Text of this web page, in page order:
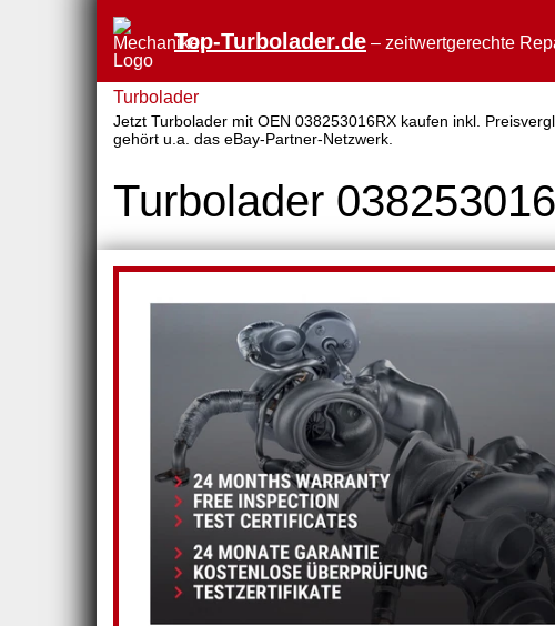
Top-Turbolader.de – zeitwertgerechte
Turbolader
Jetzt Turbolader mit OEN 038253016RX kaufen inkl.
gehört u.a. das eBay-Partner-Netzwerk.
Turbolader